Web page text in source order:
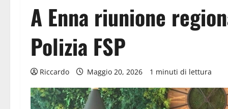
A Enna riunione
Polizia FSP
Riccardo Maggio 20, 2026 1 minuti di lettura